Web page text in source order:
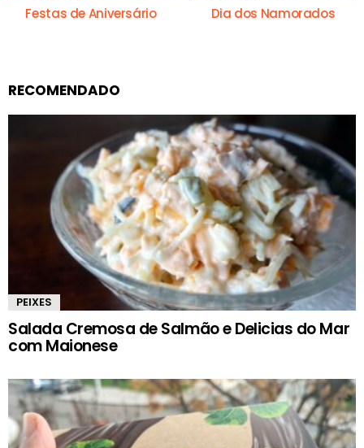
Festas de Aniversário Dia dos Namorados
RECOMENDADO
PEIXES
Salada Cremosa de Salmão e Delicias do Mar
com Maionese